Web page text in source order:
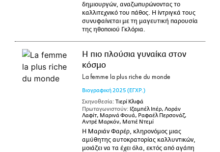
δημιουργών, αναζωπυρώνοντας το
καλλιτεχνικό του πάθος. Η ίντριγκά τους
συνυφαίνεται με τη μαγευτική παρουσία
της ηθοποιού Γκλόρια.
Η πιο πλούσια γυναίκα στον
κόσμο
La femme la plus riche du monde
Βιογραφική 2025 (ΕΓΧΡ.)
Σκηνοθεσία: Τιερί Κλιφά
Πρωταγωνιστούν: Ιζαμπέλ Ιπέρ, Λοράν
Λαφίτ, Μαρινά Φουά, Ραφαέλ Περσονάζ,
Αντρέ Μαρκόν, Ματιέ Ντεμί
Η Μαριάν Φαρέρ, κληρονόμος μιας
αμύθητης αυτοκρατορίας καλλυντικών,
μοιάζει να τα έχει όλα, εκτός από αγάπη